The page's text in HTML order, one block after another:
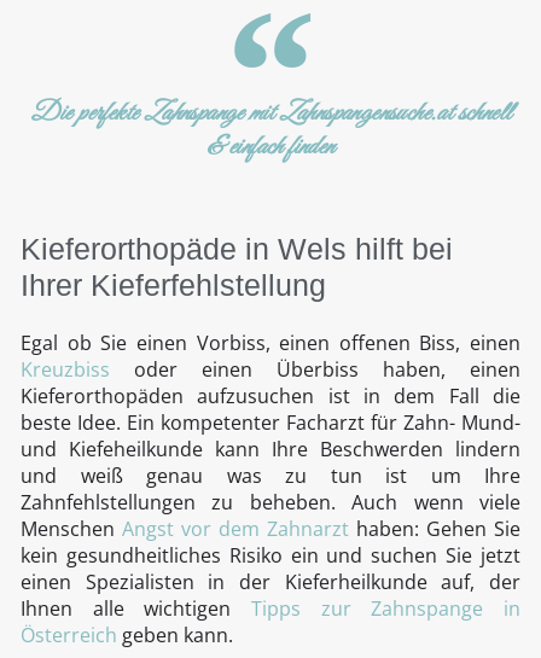
Die perfekte Zahnspange mit Zahnspangensuche.at schnell
& einfach finden
Kieferorthopäde in Wels hilft bei
Ihrer Kieferfehlstellung
Egal ob Sie einen Vorbiss, einen offenen Biss, einen
Kreuzbiss oder einen Überbiss haben, einen
Kieferorthopäden aufzusuchen ist in dem Fall die
beste Idee. Ein kompetenter Facharzt für Zahn- Mund-
und Kiefeheilkunde kann Ihre Beschwerden lindern
und weiß genau was zu tun ist um Ihre
Zahnfehlstellungen zu beheben. Auch wenn viele
Menschen Angst vor dem Zahnarzt haben: Gehen Sie
kein gesundheitliches Risiko ein und suchen Sie jetzt
einen Spezialisten in der Kieferheilkunde auf, der
Ihnen alle wichtigen Tipps zur Zahnspange in
Österreich geben kann.